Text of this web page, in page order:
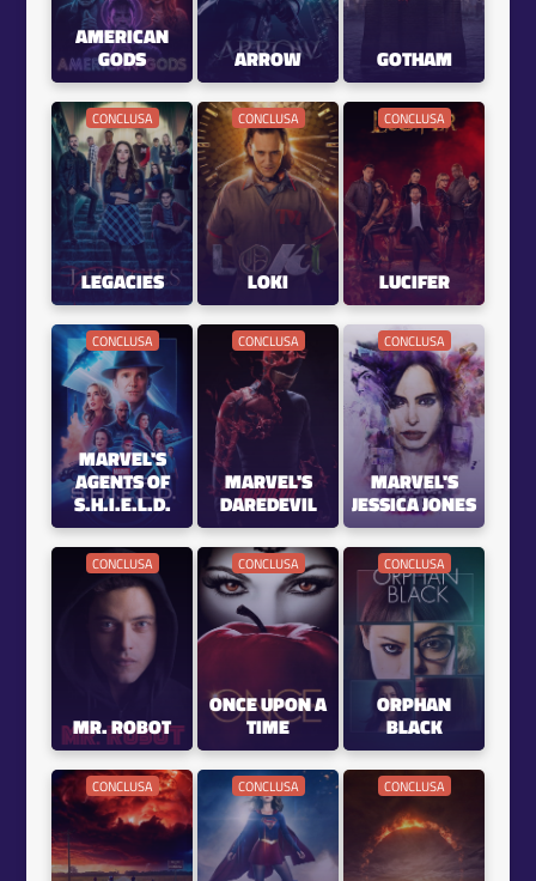
AMERICAN
GODS ARROW GOTHAM
CONCLUSA
LEGACIES
CONCLUSA
LOKI
CONCLUSA
LUCIFER
CONCLUSA
MARVEL'S
AGENTS OF
S.H.I.E.L.D.
CONCLUSA
MARVEL'S
DAREDEVIL
CONCLUSA
MARVEL'S
JESSICA JONES
CONCLUSA
MR. ROBOT
CONCLUSA
ONCE UPON A
TIME
CONCLUSA
ORPHAN
BLACK
CONCLUSA CONCLUSA CONCLUSA